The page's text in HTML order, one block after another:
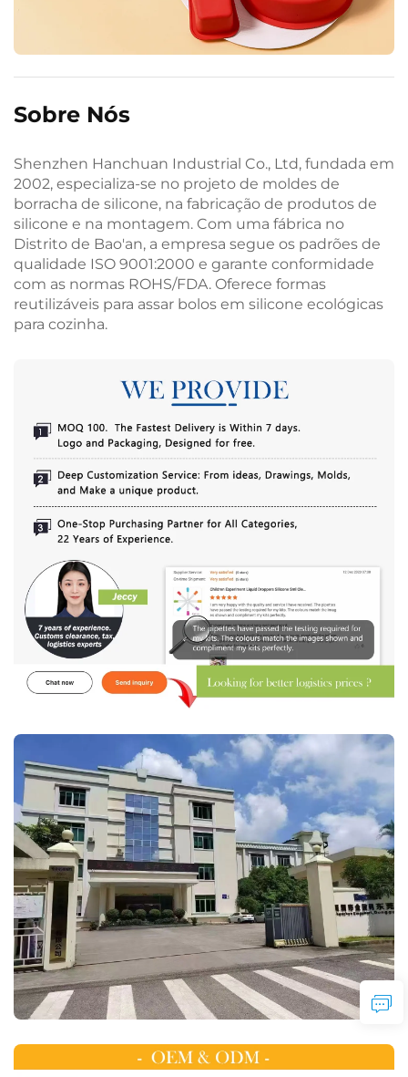
Sobre Nós
Shenzhen Hanchuan Industrial Co., Ltd, fundada em
2002, especializa-se no projeto de moldes de
borracha de silicone, na fabricação de produtos de
silicone e na montagem. Com uma fábrica no
Distrito de Bao'an, a empresa segue os padrões de
qualidade ISO 9001:2000 e garante conformidade
com as normas ROHS/FDA. Oferece formas
reutilizáveis para assar bolos em silicone ecológicas
para cozinha.